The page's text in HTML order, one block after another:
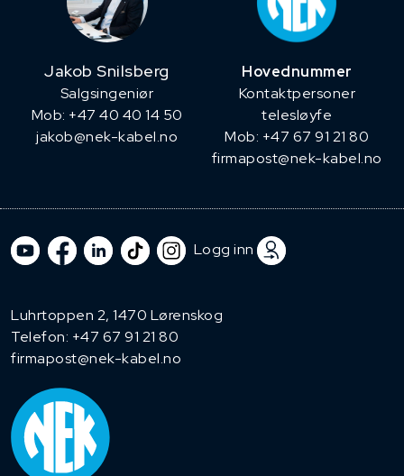
Jakob Snilsberg
​Salgsingeniør
Mob: +47 40 40 14 50
jakob@nek-kabel.no
Hovednummer
Kontaktpersoner
telesløyfe
Mob: +47 67 91 21 80
firmapost@nek-kabel.no
Logg inn
Luhrtoppen 2, 1470 Lørenskog
Telefon: +47 67 91 21 80
firmapost@nek-kabel.no